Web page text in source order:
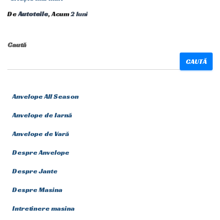
DeAutoteile, Acum2 luni
Caută
CAUTĂ
Anvelope All Season
Anvelope de Iarnă
Anvelope de Vară
Despre Anvelope
Despre Jante
Despre Masina
Intretinere masina